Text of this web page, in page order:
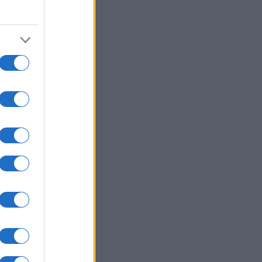
στο στόχαστρο
εκλογών
06/08/26 - 12:31
χτύπησε το ρεύμα και τον
72χρονου σε
όχημα
06/08/26 - 12:19
κατά της εποχικής γρίπης
06/08/26 - 12:13
308 όμηροι ελεύθεροι μετά
γιγαντιαία επιχείρηση – Πολιτικό